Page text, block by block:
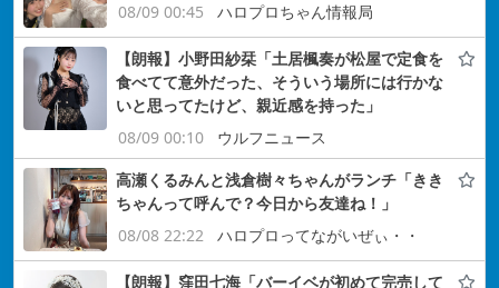
08/09 00:45
ハロプロちゃん情報局
【朗報】小野田紗栞「土居楓奏が松屋で定食を
食べてて意外だった、そういう場所には行かな
いと思ってたけど、親近感を持った」
08/09 00:10
ウルフニュース
高瀬くるみんと浅倉樹々ちゃんがランチ「きき
ちゃんって呼んで？今日から友達ね！」
08/08 22:22
ハロプロってながいぜぃ・・
【朗報】窪田七海「バーイベが初めて完売して